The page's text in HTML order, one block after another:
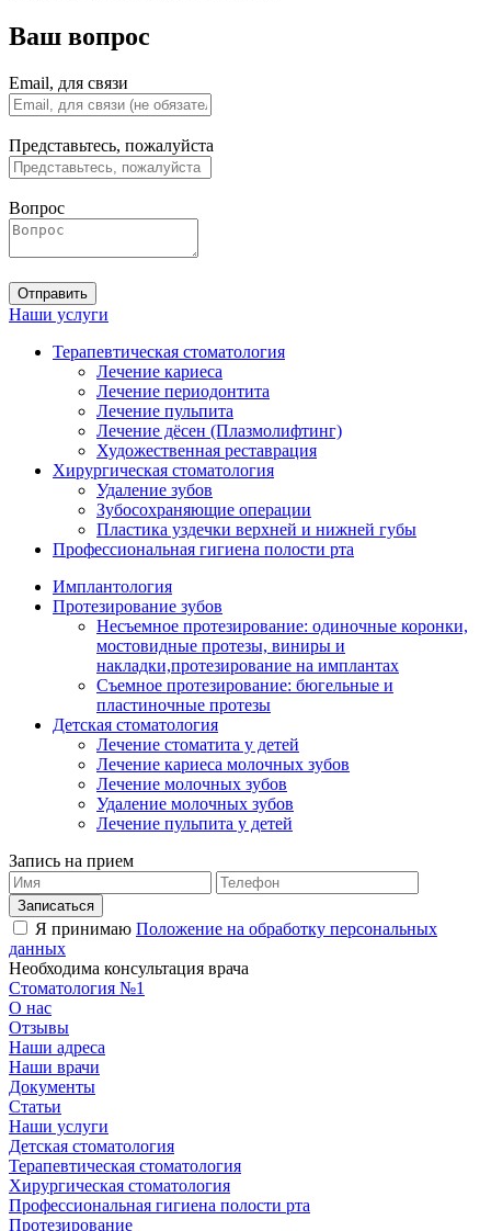
Ваш вопрос
Email, для связи
Представьтесь, пожалуйста
Вопрос
Наши услуги
Терапевтическая стоматология
Лечение кариеса
Лечение периодонтита
Лечение пульпита
Лечение дёсен (Плазмолифтинг)
Художественная реставрация
Хирургическая стоматология
Удаление зубов
Зубосохраняющие операции
Пластика уздечки верхней и нижней губы
Профессиональная гигиена полости рта
Имплантология
Протезирование зубов
Несъемное протезирование: одиночные коронки,
мостовидные протезы, виниры и
накладки,протезирование на имплантах
Съемное протезирование: бюгельные и
пластиночные протезы
Детская стоматология
Лечение стоматита у детей
Лечение кариеса молочных зубов
Лечение молочных зубов
Удаление молочных зубов
Лечение пульпита у детей
Запись на прием
Я принимаю Положение на обработку персональных
данных
Необходима консультация врача
Стоматология №1
О нас
Отзывы
Наши адреса
Наши врачи
Документы
Статьи
Наши услуги
Детская стоматология
Терапевтическая стоматология
Хирургическая стоматология
Профессиональная гигиена полости рта
Протезирование